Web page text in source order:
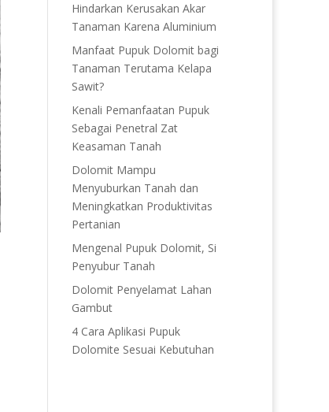
Hindarkan Kerusakan Akar
Tanaman Karena Aluminium
Manfaat Pupuk Dolomit bagi
Tanaman Terutama Kelapa
Sawit?
Kenali Pemanfaatan Pupuk
Sebagai Penetral Zat
Keasaman Tanah
Dolomit Mampu
Menyuburkan Tanah dan
Meningkatkan Produktivitas
Pertanian
Mengenal Pupuk Dolomit, Si
Penyubur Tanah
Dolomit Penyelamat Lahan
Gambut
4 Cara Aplikasi Pupuk
Dolomite Sesuai Kebutuhan